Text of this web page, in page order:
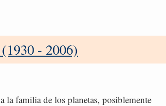
- 2006)
familia de los planetas, posiblemente